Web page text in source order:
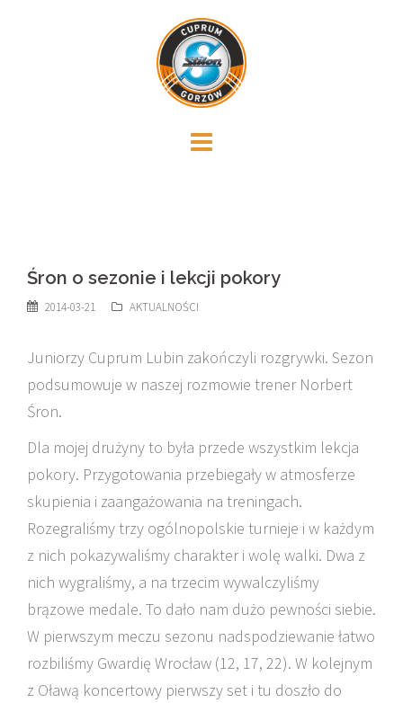
Śron o sezonie i lekcji pokory
2014-03-21 AKTUALNOŚCI
Juniorzy Cuprum Lubin zakończyli rozgrywki. Sezon
podsumowuje w naszej rozmowie trener Norbert
Śron.
Dla mojej drużyny to była przede wszystkim lekcja
pokory. Przygotowania przebiegały w atmosferze
skupienia i zaangażowania na treningach.
Rozegraliśmy trzy ogólnopolskie turnieje i w każdym
z nich pokazywaliśmy charakter i wolę walki. Dwa z
nich wygraliśmy, a na trzecim wywalczyliśmy
brązowe medale. To dało nam dużo pewności siebie.
W pierwszym meczu sezonu nadspodziewanie łatwo
rozbiliśmy Gwardię Wrocław (12, 17, 22). W kolejnym
z Oławą koncertowy pierwszy set i tu doszło do